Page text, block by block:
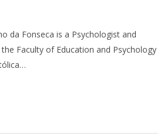
da Fonseca is a Psychologist and
Faculty of Education and Psychology